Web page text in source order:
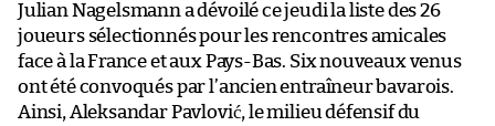
Julian Nagelsmann a dévoilé ce jeudi la liste des 26
joueurs sélectionnés pour les rencontres amicales
face à la France et aux Pays-Bas. Six nouveaux venus
ont été convoqués par l’ancien entraîneur bavarois.
Ainsi, Aleksandar Pavlović, le milieu défensif du